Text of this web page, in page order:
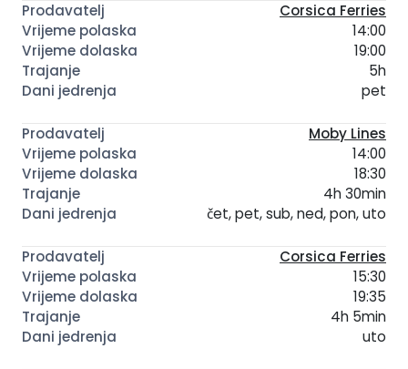
Corsica Ferries
14:00
19:00
5h
pet
Moby Lines
14:00
18:30
4h 30min
čet, pet, sub, ned, pon, uto
Corsica Ferries
15:30
19:35
4h 5min
uto